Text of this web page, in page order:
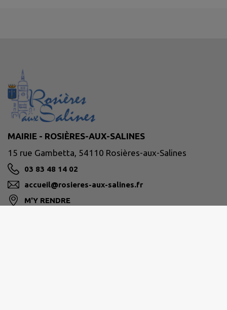
MAIRIE - ROSIÈRES-AUX-SALINES
15 rue Gambetta, 54110 Rosières-aux-Salines
03 83 48 14 02
accueil@rosieres-aux-salines.fr
M'Y RENDRE